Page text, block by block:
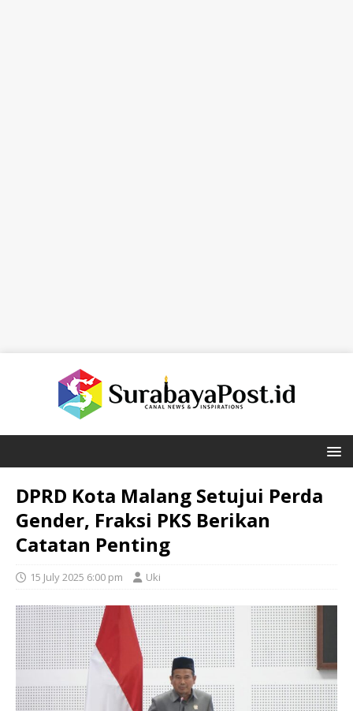
DPRD Kota Malang Setujui Perda
Gender, Fraksi PKS Berikan
Catatan Penting
15 July 2025 6:00 pm Uki